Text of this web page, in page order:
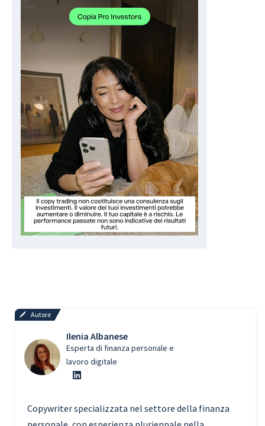
Autore
Ilenia Albanese
Esperta di finanza personale e
lavoro digitale
Copywriter specializzata nel settore della finanza